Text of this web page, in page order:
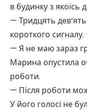
в будинку з якоїсь
— Тридцять дев’ять
короткого
— Я не маю зараз
Марина опустила
роботи.
— Після роботи
У його голосі не